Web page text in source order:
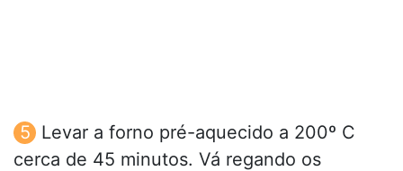
Levar a forno pré-aquecido a 200º C
cerca de 45 minutos. Vá regando os